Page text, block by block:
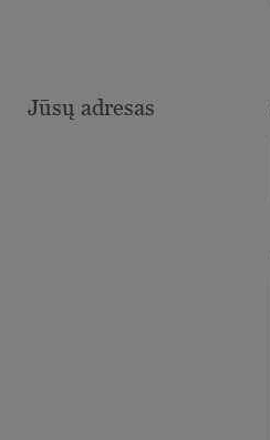
Jūsų adresas